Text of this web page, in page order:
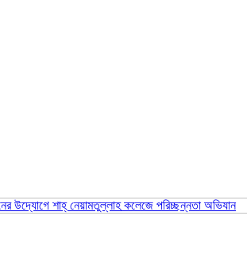
উদ্যোগে শাহ্ নেয়ামতুল্লাহ কলেজে পরিচ্ছন্নতা অভিযান